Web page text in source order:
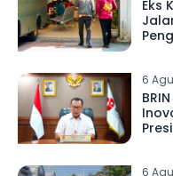
Eks
6
6